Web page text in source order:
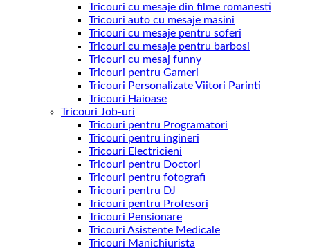
Tricouri cu mesaje din filme romanesti
Tricouri auto cu mesaje masini
Tricouri cu mesaje pentru soferi
Tricouri cu mesaje pentru barbosi
Tricouri cu mesaj funny
Tricouri pentru Gameri
Tricouri Personalizate Viitori Parinti
Tricouri Haioase
Tricouri Job-uri
Tricouri pentru Programatori
Tricouri pentru ingineri
Tricouri Electricieni
Tricouri pentru Doctori
Tricouri pentru fotografi
Tricouri pentru DJ
Tricouri pentru Profesori
Tricouri Pensionare
Tricouri Asistente Medicale
Tricouri Manichiurista